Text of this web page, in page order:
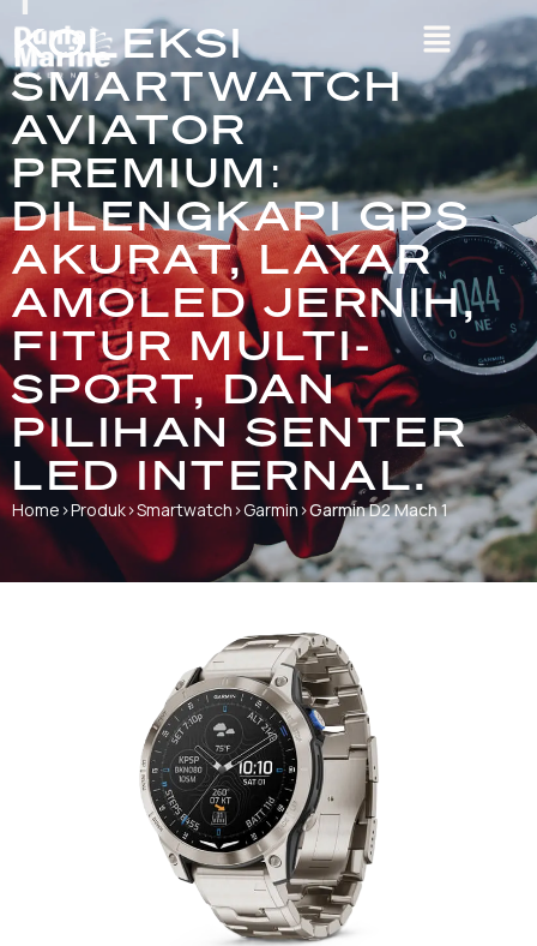
KOLEKSI
SMARTWATCH
AVIATOR
PREMIUM:
DILENGKAPI GPS
AKURAT, LAYAR
AMOLED JERNIH,
FITUR MULTI-
SPORT, DAN
PILIHAN SENTER
LED INTERNAL.
Home ›Produk›Smartwatch ›Garmin›Garmin D2 Mach 1